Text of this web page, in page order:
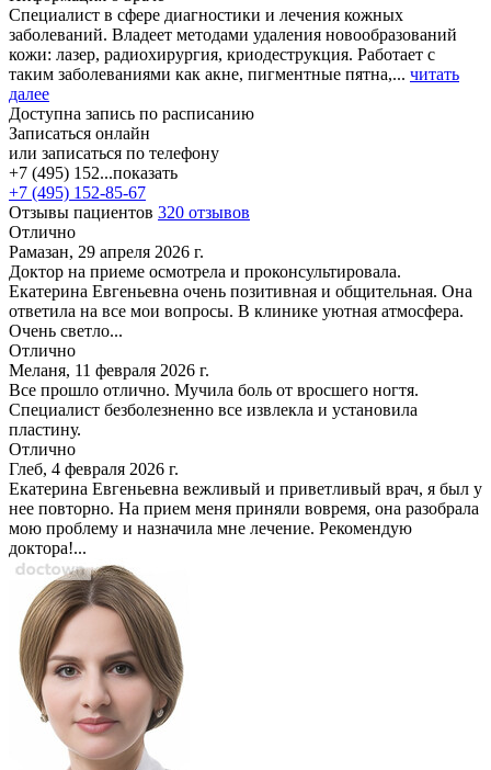
Специалист в сфере диагностики и лечения кожных
заболеваний. Владеет методами удаления новообразований
кожи: лазер, радиохирургия, криодеструкция. Работает с
таким заболеваниями как акне, пигментные пятна,... читать
далее
Доступна запись по расписанию
Записаться онлайн
или записаться по телефону
+7 (495) 152...показать
+7 (495) 152-85-67
Отзывы пациентов 320 отзывов
Отлично
Рамазан, 29 апреля 2026 г.
Доктор на приеме осмотрела и проконсультировала.
Екатерина Евгеньевна очень позитивная и общительная. Она
ответила на все мои вопросы. В клинике уютная атмосфера.
Очень светло...
Отлично
Меланя, 11 февраля 2026 г.
Все прошло отлично. Мучила боль от вросшего ногтя.
Специалист безболезненно все извлекла и установила
пластину.
Отлично
Глеб, 4 февраля 2026 г.
Екатерина Евгеньевна вежливый и приветливый врач, я был у
нее повторно. На прием меня приняли вовремя, она разобрала
мою проблему и назначила мне лечение. Рекомендую
доктора!...